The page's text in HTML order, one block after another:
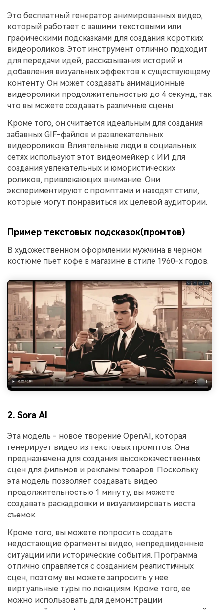
Это бесплатный генератор анимированных видео,
который работает с вашими текстовыми или
графическими подсказками для создания коротких
видеороликов. Этот инструмент отлично подходит
для передачи идей, рассказывания историй и
добавления визуальных эффектов к существующему
контенту. Он может создавать анимационные
видеоролики продолжительностью до 4 секунд, так
что вы можете создавать различные сцены.
Кроме того, он считается идеальным для создания
забавных GIF-файлов и развлекательных
видеороликов. Влиятельные люди в социальных
сетях используют этот видеомейкер с ИИ для
создания увлекательных и юмористических
роликов, привлекающих внимание. Они
экспериментируют с промптами и находят стили,
которые могут понравиться их целевой аудитории.
Пример текстовых подсказок(промтов)
В художественном оформлении мужчина в черном
костюме пьет кофе в магазине в стиле 1960-х годов.
2. Sora AI
Эта модель - новое творение OpenAI, которая
генерирует видео из текстовых промптов. Она
предназначена для создания высококачественных
сцен для фильмов и рекламы товаров. Поскольку
эта модель позволяет создавать видео
продолжительностью 1 минуту, вы можете
создавать раскадровки и визуализировать места
съемок.
Кроме того, вы можете попросить создать
недостающие фрагменты видео, непредвиденные
ситуации или исторические события. Программа
отлично справляется с созданием реалистичных
сцен, поэтому вы можете запросить у нее
виртуальные туры по локациям. Кроме того, ее
можно использовать для демонстрации